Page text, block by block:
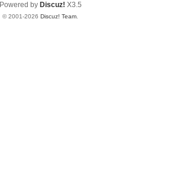
Powered by Discuz! X3.5
© 2001-2026 Discuz! Team